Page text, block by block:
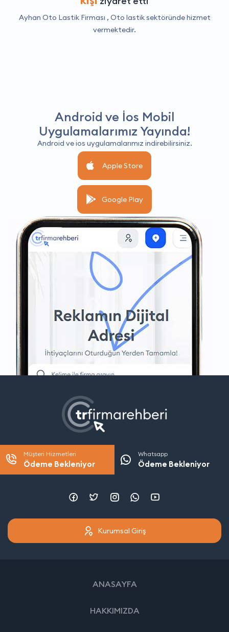
Ayhan Oto Lastik Firması , Oto lastiksektöründe hizmet
vermektedir.
Android ve İos Mobil
Uygulamalarımız Yayında!
Android ve ios uygulamalarımız indirebilirsiniz.
Apple Store
Google Play
Müşteri Hizmetleri
Ödeme Bekleniyor
Whatsapp
Ödeme Bekleniyor
Kurumsal Giriş
ANASAYFA
HAKKIMIZDA